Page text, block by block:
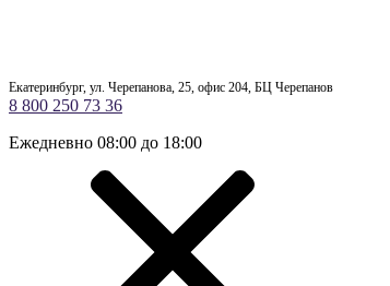
Екатеринбург, ул. Черепанова, 25, офис 204, БЦ Черепанов
8 800 250 73 36
Ежедневно 08:00 до 18:00